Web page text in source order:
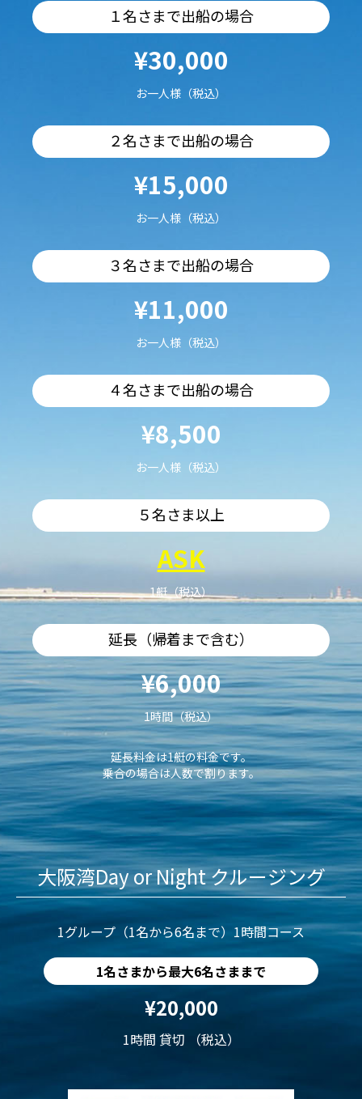
１名さまで出船の場合
¥30,000
お一人様（税込）
２名さまで出船の場合
¥15,000
お一人様（税込）
３名さまで出船の場合
¥11,000
お一人様（税込）
４名さまで出船の場合
¥8,500
お一人様（税込）
５名さま以上
ASK
1艇（税込）
延長（帰着まで含む）
¥6,000
1時間（税込）
延長料金は1艇の料金です。
乗合の場合は人数で割ります。
大阪湾Day or Night クルージング
1グループ（1名から6名まで）1時間コース
1名さまから最大6名さままで
¥20,000
1時間 貸切 （税込）